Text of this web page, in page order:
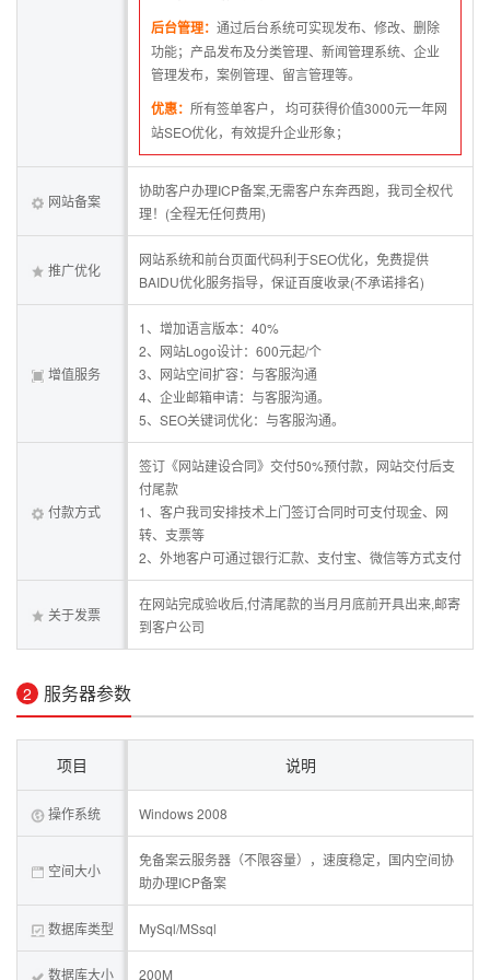
后台管理： 通过后台系统可实现发布、修改、删除
功能；产品发布及分类管理、新闻管理系统、企业
管理发布，案例管理、留言管理等。
优惠： 所有签单客户， 均可获得价值3000元一年网
站SEO优化，有效提升企业形象；
网站备案
协助客户办理ICP备案,无需客户东奔西跑，我司全权代
理！(全程无任何费用)
推广优化
网站系统和前台页面代码利于SEO优化，免费提供
BAIDU优化服务指导，保证百度收录(不承诺排名)
增值服务
1、增加语言版本：40%
2、网站Logo设计：600元起/个
3、网站空间扩容：与客服沟通
4、企业邮箱申请：与客服沟通。
5、SEO关键词优化：与客服沟通。
付款方式
签订《网站建设合同》交付50%预付款，网站交付后支
付尾款
1、客户我司安排技术上门签订合同时可支付现金、网
转、支票等
2、外地客户可通过银行汇款、支付宝、微信等方式支付
关于发票
在网站完成验收后,付清尾款的当月月底前开具出来,邮寄
到客户公司
2 服务器参数
项目 说明
操作系统 Windows 2008
空间大小
免备案云服务器（不限容量），速度稳定，国内空间协
助办理ICP备案
数据库类型 MySql/MSsql
数据库大小 200M